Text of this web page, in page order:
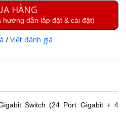
HÀNG
hướng dẫn lắp đặt & cài đặt)
/ Viết đánh giá
Switch (24 Port Gigabit + 4